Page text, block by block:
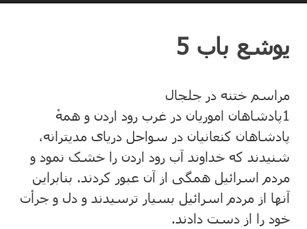
یوشع باب 5
مراسم ختنه در جلجال
1پادشاهان اموریان در غرب رود اردن و همهٔ
پادشاهان کنعانیان در سواحل دریای مدیترانه،
شنیدند که خداوند آب رود اردن را خشک نمود و
مردم اسرائیل همگی از آن عبور کردند. بنابراین
آنها از مردم اسرائیل بسیار ترسیدند و دل و جرأت
خود را از دست دادند.